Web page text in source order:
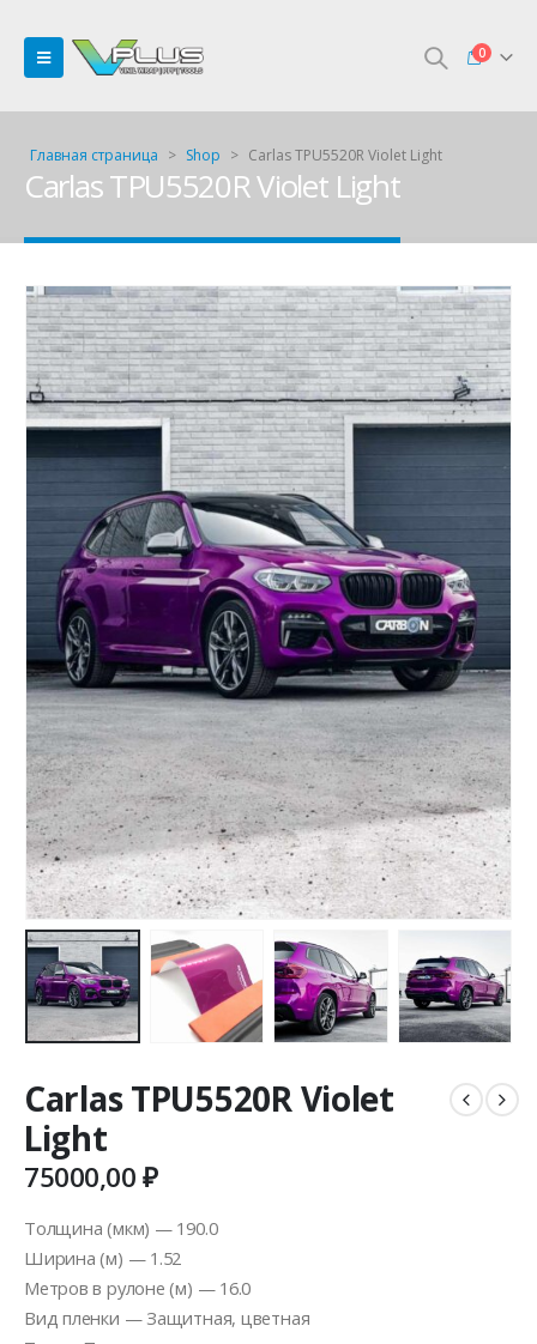
0
Главная страница > Shop > Carlas TPU5520R Violet Light
Carlas TPU5520R Violet Light
Carlas TPU5520R Violet
Light
75000,00₽
Толщина (мкм) — 190.0
Ширина (м) — 1.52
Метров в рулоне (м) — 16.0
Вид пленки — Защитная, цветная